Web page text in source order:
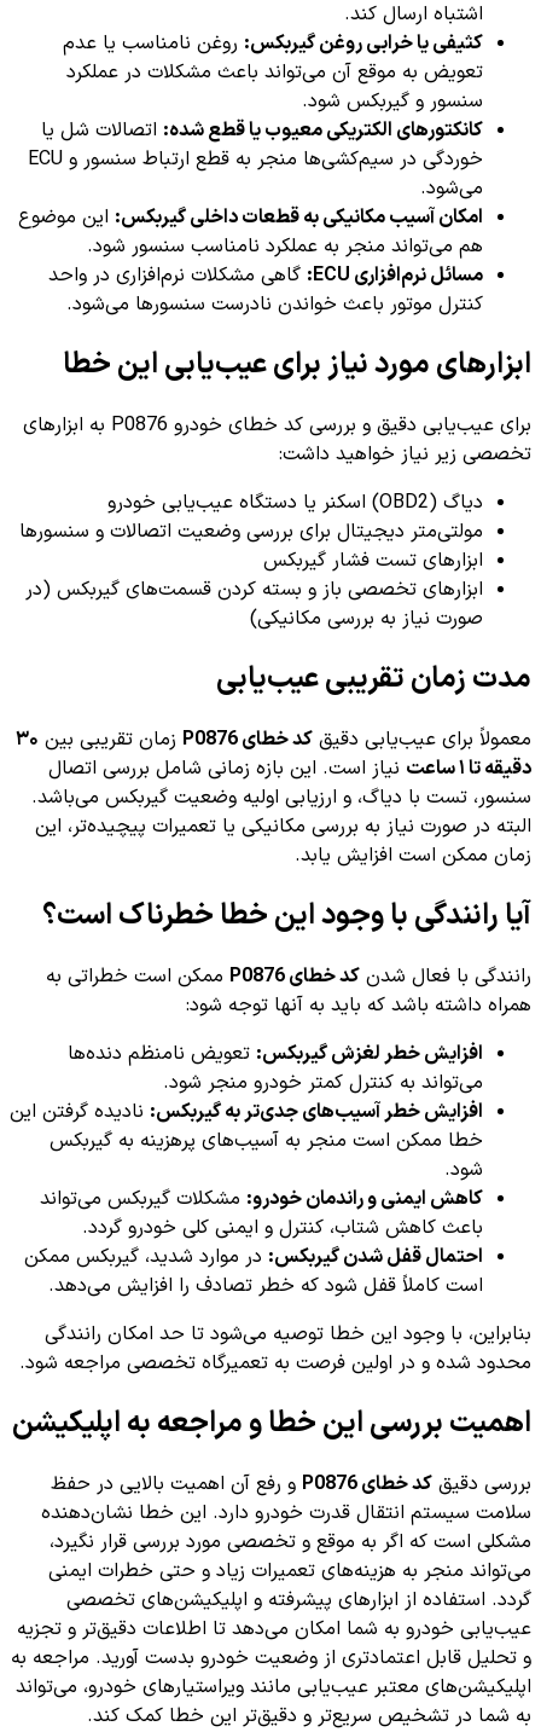
اشتباه ارسال کند.
کثیفی یا خرابی روغن گیربکس: روغن نامناسب یا عدم
تعویض به موقع آن می‌تواند باعث مشکلات در عملکرد
سنسور و گیربکس شود.
کانکتورهای الکتریکی معیوب یا قطع شده: اتصالات شل یا
خوردگی در سیم‌کشی‌ها منجر به قطع ارتباط سنسور و ECU
می‌شود.
امکان آسیب مکانیکی به قطعات داخلی گیربکس: این موضوع
هم می‌تواند منجر به عملکرد نامناسب سنسور شود.
مسائل نرم‌افزاری ECU:
گاهی مشکلات نرم‌افزاری در واحد
کنترل موتور باعث خواندن نادرست سنسورها می‌شود.
ابزارهای مورد نیاز برای عیب‌یابی این خطا
برای عیب‌یابی دقیق و بررسی کد خطای خودرو P0876 به ابزارهای
تخصصی زیر نیاز خواهید داشت:
دیاگ (OBD2) اسکنر یا دستگاه عیب‌یابی خودرو
مولتی‌متر دیجیتال برای بررسی وضعیت اتصالات و سنسورها
ابزارهای تست فشار گیربکس
ابزارهای تخصصی باز و بسته کردن قسمت‌های گیربکس (در
صورت نیاز به بررسی مکانیکی)
مدت زمان تقریبی عیب‌یابی
معمولاً برای عیب‌یابی دقیق کد خطای P0876 زمان تقریبی بین ۳۰
دقیقه تا ۱ ساعت
نیاز است. این بازه زمانی شامل بررسی اتصال
سنسور، تست با دیاگ، و ارزیابی اولیه وضعیت گیربکس می‌باشد.
البته در صورت نیاز به بررسی مکانیکی یا تعمیرات پیچیده‌تر، این
زمان ممکن است افزایش یابد.
آیا رانندگی با وجود این خطا خطرناک است؟
رانندگی با فعال شدن کد خطای P0876
ممکن است خطراتی به
همراه داشته باشد که باید به آنها توجه شود:
افزایش خطر لغزش گیربکس: تعویض نامنظم دنده‌ها
می‌تواند به کنترل کمتر خودرو منجر شود.
افزایش خطر آسیب‌های جدی‌تر به گیربکس: نادیده گرفتن این
خطا ممکن است منجر به آسیب‌های پرهزینه به گیربکس
شود.
کاهش ایمنی و راندمان خودرو: مشکلات گیربکس می‌تواند
باعث کاهش شتاب، کنترل و ایمنی کلی خودرو گردد.
احتمال قفل شدن گیربکس: در موارد شدید، گیربکس ممکن
است کاملاً قفل شود که خطر تصادف را افزایش می‌دهد.
بنابراین، با وجود این خطا توصیه می‌شود تا حد امکان رانندگی
محدود شده و در اولین فرصت به تعمیرگاه تخصصی مراجعه شود.
اهمیت بررسی این خطا و مراجعه به اپلیکیشن
بررسی دقیق کد خطای P0876
و رفع آن اهمیت بالایی در حفظ
سلامت سیستم انتقال قدرت خودرو دارد. این خطا نشان‌دهنده
مشکلی است که اگر به موقع و تخصصی مورد بررسی قرار نگیرد،
می‌تواند منجر به هزینه‌های تعمیرات زیاد و حتی خطرات ایمنی
گردد. استفاده از ابزارهای پیشرفته و اپلیکیشن‌های تخصصی
عیب‌یابی خودرو به شما امکان می‌دهد تا اطلاعات دقیق‌تر و تجزیه
و تحلیل قابل اعتمادتری از وضعیت خودرو بدست آورید. مراجعه به
اپلیکیشن‌های معتبر عیب‌یابی مانند ویراستیارهای خودرو، می‌تواند
به شما در تشخیص سریع‌تر و دقیق‌تر این خطا کمک کند.